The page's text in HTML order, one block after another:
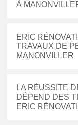
À
ERIC
TRAVAUX DE
MANONVILLER
LA RÉUSSITE
DÉPEND DES
ERIC